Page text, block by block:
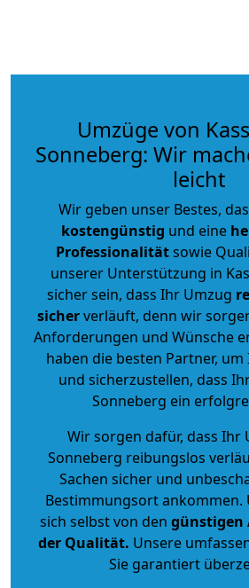
Umzüge von
Sonneberg: Wir
leicht
Wir geben unser Bestes,
kostengünstig und eine
Professionalitätsowie
unserer Unterstützung in
sicher sein, dass Ihr Umzug
sicherverläuft, denn wir
Anforderungen und Wünsche
haben die besten Partner,
und sicherzustellen, dass
Sonneberg ein
Wir sorgen dafür, dass Ihr
Sonneberg reibungslos
Sachen sicher und
Bestimmungsort ankommen.
sich selbst von den günstigen
der Qualität. Unsere
Sie garantiert